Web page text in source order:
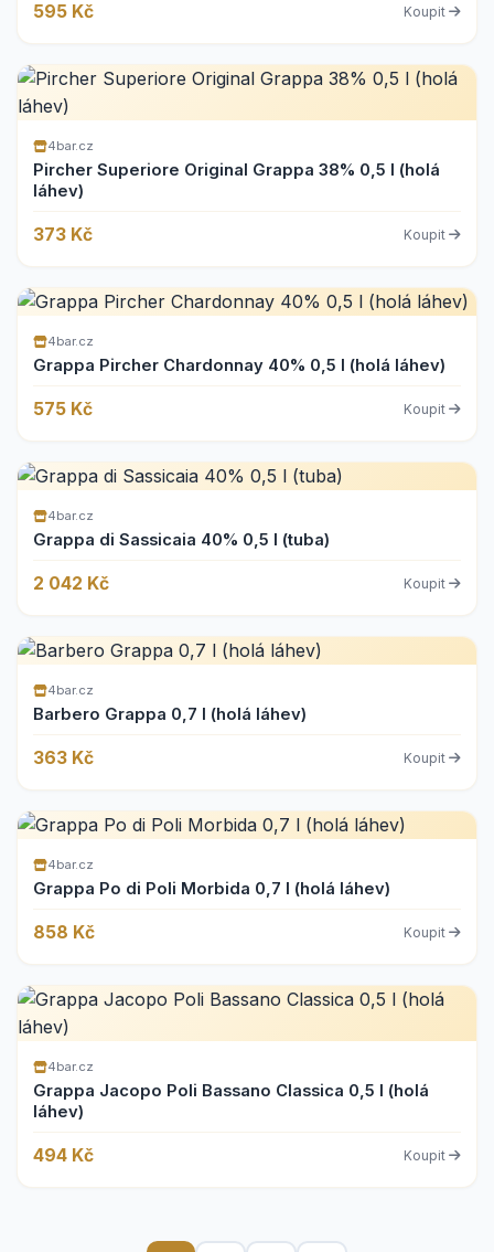
595 Kč Koupit
4bar.cz
Pircher Superiore Original Grappa 38% 0,5 l (holá
láhev)
373 Kč Koupit
4bar.cz
Grappa Pircher Chardonnay 40% 0,5 l (holá láhev)
575 Kč Koupit
4bar.cz
Grappa di Sassicaia 40% 0,5 l (tuba)
2 042 Kč Koupit
4bar.cz
Barbero Grappa 0,7 l (holá láhev)
363 Kč Koupit
4bar.cz
Grappa Po di Poli Morbida 0,7 l (holá láhev)
858 Kč Koupit
4bar.cz
Grappa Jacopo Poli Bassano Classica 0,5 l (holá
láhev)
494 Kč Koupit